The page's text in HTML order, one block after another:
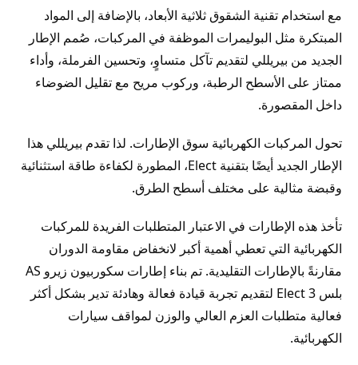
مع استخدام تقنية الشقوق ثلاثية الأبعاد، بالإضافة إلى المواد
المبتكرة مثل البوليمرات الموظفة في المركبات، صُمم الإطار
الجديد من بيريللي لتقديم تآكل متساوٍ، وتحسين الفرملة، وأداء
ممتاز على الأسطح الرطبة، وركوب مريح مع تقليل الضوضاء
داخل المقصورة.
تحول المركبات الكهربائية سوق الإطارات. لذا تقدم بيريللي هذا
الإطار الجديد أيضًا بتقنية Elect، المطورة لكفاءة طاقة استثنائية
وقبضة مثالية على مختلف أسطح الطرق.
تأخذ هذه الإطارات في الاعتبار المتطلبات الفريدة للمركبات
الكهربائية التي تعطي أهمية أكبر لانخفاض مقاومة الدوران
مقارنةً بالإطارات التقليدية. تم بناء إطارات سكوربيون زيرو AS
بلس 3 Elect لتقديم تجربة قيادة فعالة وهادئة تدير بشكل أكثر
فعالية متطلبات العزم العالي والوزن لمواقف سيارات
الكهربائية.